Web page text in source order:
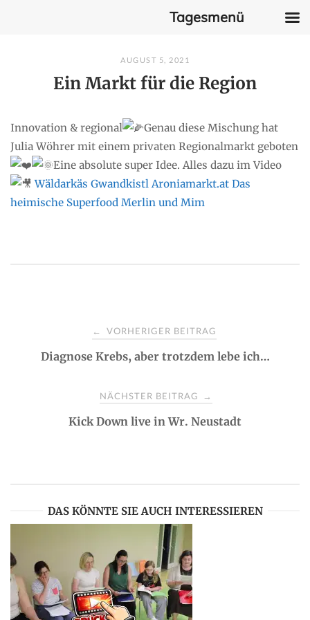
AUGUST 5, 2021
Ein Markt für die Region
Innovation & regional
Genau diese Mischung hat
Julia Wöhrer mit einem privaten Regionalmarkt geboten
Eine absolute super Idee. Alles dazu im Video
Wäldarkäs Gwandkistl Aroniamarkt.at Das
heimische Superfood Merlin und Mim
i
← VORHERIGER BEITRAG
Diagnose Krebs, aber trotzdem lebe ich…
NÄCHSTER BEITRAG →
Kick Down live in Wr. Neustadt
DAS KÖNNTE SIE AUCH INTERESSIEREN
Tagesmenü